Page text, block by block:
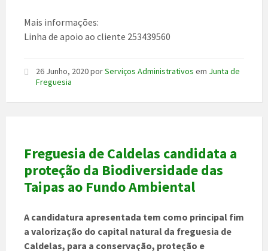
Mais informações:
Linha de apoio ao cliente 253439560
26 Junho, 2020porServiços Administrativos em Junta de
Freguesia
Freguesia de Caldelas candidata a
proteção da Biodiversidade das
Taipas ao Fundo Ambiental
A candidatura apresentada tem como principal fim
a valorização do capital natural da freguesia de
Caldelas, para a conservação, proteção e